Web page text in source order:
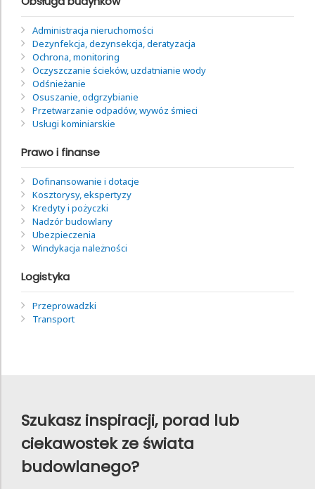
Administracja nieruchomości
Dezynfekcja, dezynsekcja, deratyzacja
Ochrona, monitoring
Oczyszczanie ścieków, uzdatnianie wody
Odśnieżanie
Osuszanie, odgrzybianie
Przetwarzanie odpadów, wywóz śmieci
Usługi kominiarskie
Prawo i finanse
Dofinansowanie i dotacje
Kosztorysy, ekspertyzy
Kredyty i pożyczki
Nadzór budowlany
Ubezpieczenia
Windykacja należności
Logistyka
Przeprowadzki
Transport
Szukasz inspiracji, porad lub
ciekawostek ze świata
budowlanego?